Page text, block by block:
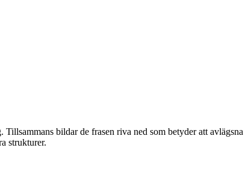
bildar de frasen riva ned som betyder att avlägsna
strukturer.